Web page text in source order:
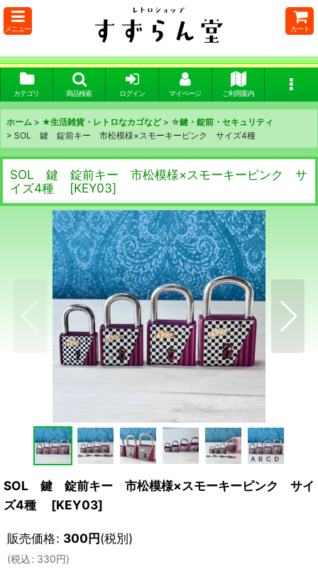
メニュー カート
カテゴリ 商品検索 ログイン マイページ ご利用案内
ホーム > ★生活雑貨・レトロなカゴなど > ☆鍵・錠前・セキュリティ
> SOL 鍵 錠前キー 市松模様×スモーキーピンク サイズ4種
SOL 鍵 錠前キー 市松模様×スモーキーピンク サ
イズ4種
[KEY03]
SOL 鍵 錠前キー 市松模様×スモーキーピンク サイ
ズ4種
[KEY03]
販売価格: 300円(税別)
(税込: 330円)